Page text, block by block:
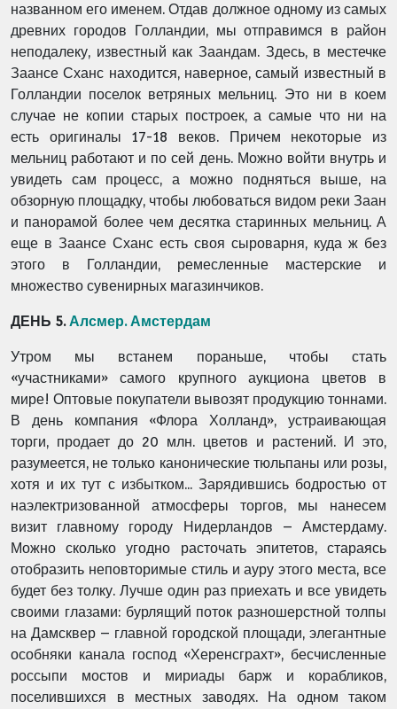
названном его именем. Отдав должное одному из самых
древних городов Голландии, мы отправимся в район
неподалеку, известный как Заандам. Здесь, в местечке
Заансе Сханс находится, наверное, самый известный в
Голландии поселок ветряных мельниц. Это ни в коем
случае не копии старых построек, а самые что ни на
есть оригиналы 17-18 веков. Причем некоторые из
мельниц работают и по сей день. Можно войти внутрь и
увидеть сам процесс, а можно подняться выше, на
обзорную площадку, чтобы любоваться видом реки Заан
и панорамой более чем десятка старинных мельниц. А
еще в Заансе Сханс есть своя сыроварня, куда ж без
этого в Голландии, ремесленные мастерские и
множество сувенирных магазинчиков.
ДЕНЬ 5.Алсмер. Амстердам
Утром мы встанем пораньше, чтобы стать
«участниками» самого крупного аукциона цветов в
мире! Оптовые покупатели вывозят продукцию тоннами.
В день компания «Флора Холланд», устраивающая
торги, продает до 20 млн. цветов и растений. И это,
разумеется, не только канонические тюльпаны или розы,
хотя и их тут с избытком... Зарядившись бодростью от
наэлектризованной атмосферы торгов, мы нанесем
визит главному городу Нидерландов – Амстердаму.
Можно сколько угодно расточать эпитетов, стараясь
отобразить неповторимые стиль и ауру этого места, все
будет без толку. Лучше один раз приехать и все увидеть
своими глазами: бурлящий поток разношерстной толпы
на Дамсквер – главной городской площади, элегантные
особняки канала господ «Херенсграхт», бесчисленные
россыпи мостов и мириады барж и корабликов,
поселившихся в местных заводях. На одном таком